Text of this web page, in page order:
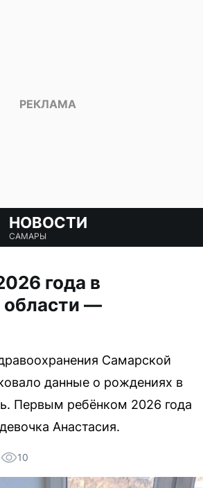
НОВОСТИ
САМАРЫ
года в
—
Самарской
данные о рождениях в
Первым ребёнком 2026 года
Анастасия.
10